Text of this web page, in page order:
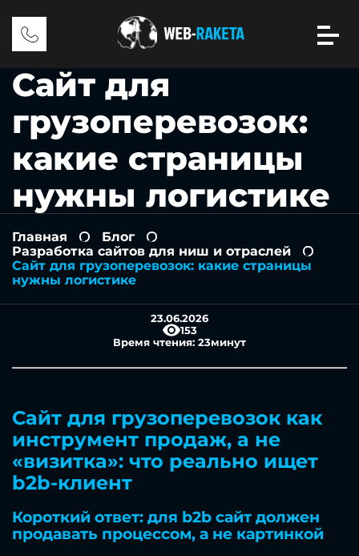
Сайт для
грузоперевозок:
какие страницы
нужны логистике
Главная - Блог -
Разработка сайтов для ниш и отраслей -
Сайт для грузоперевозок: какие страницы
нужны логистике
23.06.2026
153
Время чтения: 23минут
Сайт для грузоперевозок как
инструмент продаж, а не
«визитка»: что реально ищет
b2b-клиент
Короткий ответ: для b2b сайт должен
продавать процессом, а не картинкой